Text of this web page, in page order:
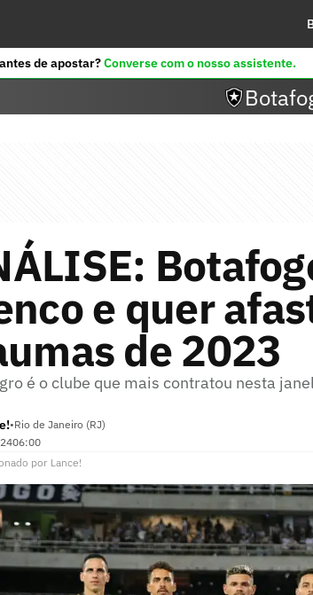
de apostar?Converse com o nosso assistente.
e quer
de 2023
é o clube que mais contratou nesta
•Rio de Janeiro (RJ)
06:00
por Lance!